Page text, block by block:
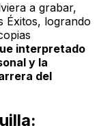
a grabar,
Éxitos, logrando
interpretado
y la
del